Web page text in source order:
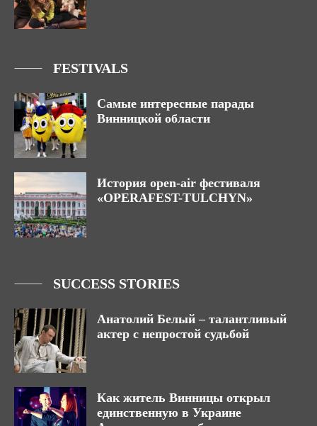
FESTIVALS
Самые интересные парады
Винницкой области
История open-air фестиваля
«OPERAFEST-TULCHYN»
SUCCESS STORIES
Анатолий Белый – талантливый
актер с непростой судьбой
Как житель Винницы открыл
единственную в Украине